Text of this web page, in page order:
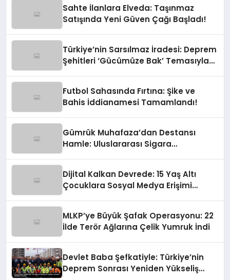
Sahte İlanlara Elveda: Taşınmaz
Satışında Yeni Güven Çağı Başladı!
Türkiye’nin Sarsılmaz İradesi: Deprem
Şehitleri ‘Gücümüze Bak’ Temasıyla
Futbol Sahasında Fırtına: Şike ve
Bahis İddianamesi Tamamlandı!
Gümrük Muhafaza’dan Destansı
Hamle: Uluslararası Sigara
Dijital Kalkan Devrede: 15 Yaş Altı
Çocuklara Sosyal Medya Erişimi
MLKP’ye Büyük Şafak Operasyonu: 22
İlde Terör Ağlarına Çelik Yumruk İndi
Devlet Baba Şefkatiyle: Türkiye’nin
Deprem Sonrası Yeniden Yükseliş